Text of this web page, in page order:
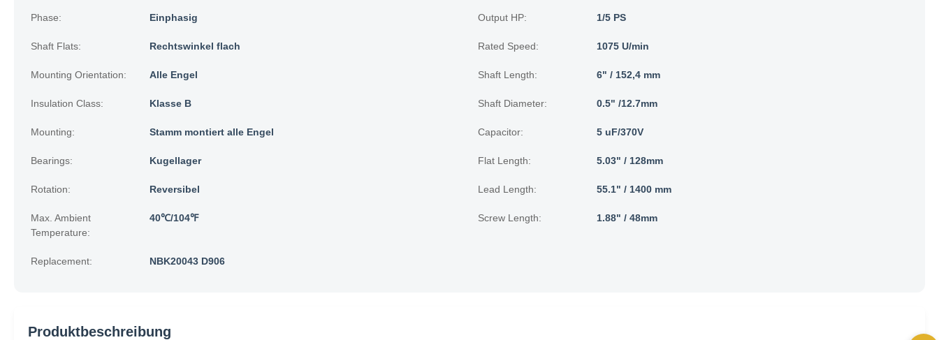
Phase: Einphasig Output HP: 1/5 PS
Shaft Flats: Rechtswinkel flach Rated Speed: 1075 U/min
Mounting Orientation: Alle Engel Shaft Length: 6" / 152,4 mm
Insulation Class: Klasse B Shaft Diameter: 0.5" /12.7mm
Mounting: Stamm montiert alle Engel Capacitor: 5 uF/370V
Bearings: Kugellager Flat Length: 5.03" / 128mm
Rotation: Reversibel Lead Length: 55.1" / 1400 mm
Max. Ambient
Temperature:
40℃/104℉ Screw Length: 1.88" / 48mm
Replacement: NBK20043 D906
Produktbeschreibung